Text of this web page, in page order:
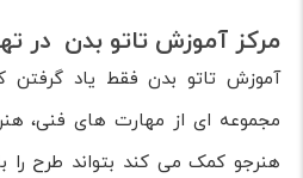
مرکز آموزش تاتو بدن در
آموزش تاتو بدن فقط یاد گرفتن
مجموعه ای از مهارت های فنی،
هنرجو کمک می کند بتواند طرح